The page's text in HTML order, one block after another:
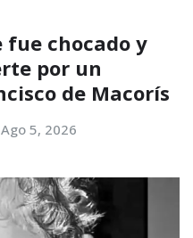
fue chocado y
por un
de Macorís
Ago 5, 2026